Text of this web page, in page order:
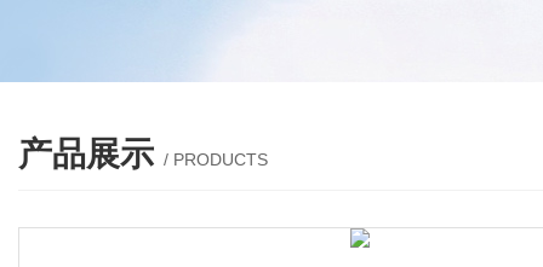
产品展示 / PRODUCTS